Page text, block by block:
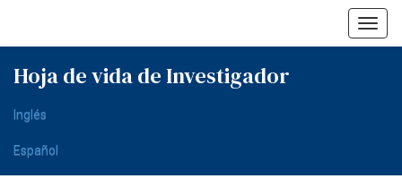
Hoja de vida de Investigador
Inglés
Español